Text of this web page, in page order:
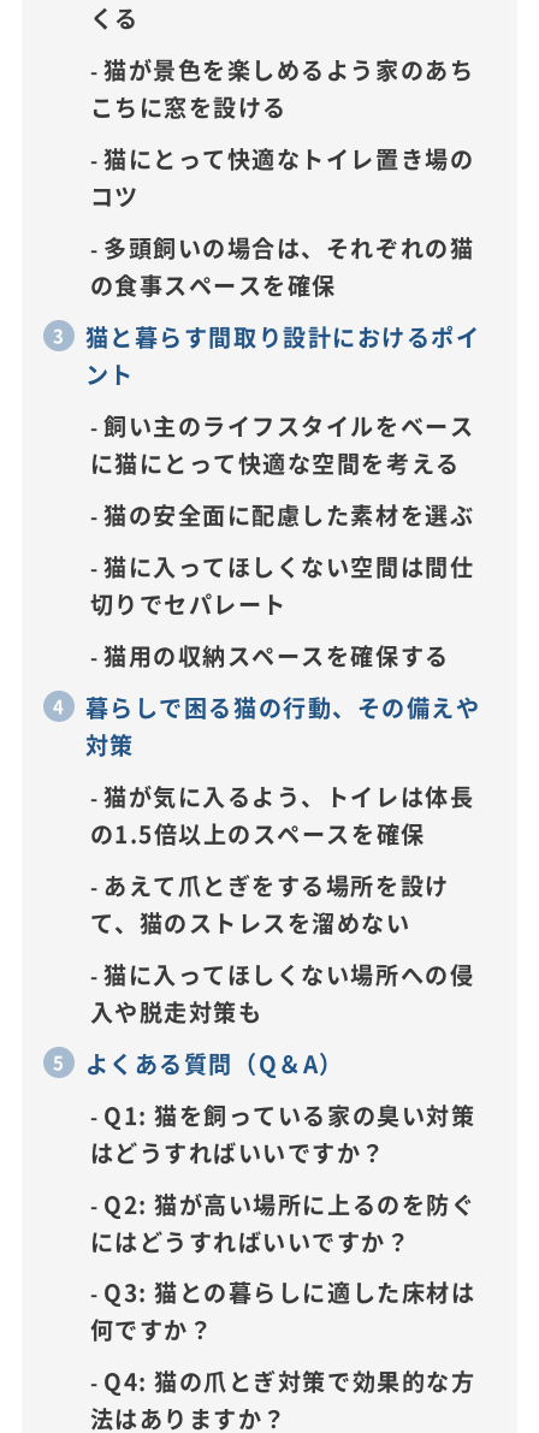
くる
猫が景色を楽しめるよう家のあち
こちに窓を設ける
猫にとって快適なトイレ置き場の
コツ
多頭飼いの場合は、それぞれの猫
の食事スペースを確保
猫と暮らす間取り設計におけるポイ
ント
飼い主のライフスタイルをベース
に猫にとって快適な空間を考える
猫の安全面に配慮した素材を選ぶ
猫に入ってほしくない空間は間仕
切りでセパレート
猫用の収納スペースを確保する
暮らしで困る猫の行動、その備えや
対策
猫が気に入るよう、トイレは体長
の1.5倍以上のスペースを確保
あえて爪とぎをする場所を設け
て、猫のストレスを溜めない
猫に入ってほしくない場所への侵
入や脱走対策も
よくある質問（Q＆A）
Q1: 猫を飼っている家の臭い対策
はどうすればいいですか？
Q2: 猫が高い場所に上るのを防ぐ
にはどうすればいいですか？
Q3: 猫との暮らしに適した床材は
何ですか？
Q4: 猫の爪とぎ対策で効果的な方
法はありますか？